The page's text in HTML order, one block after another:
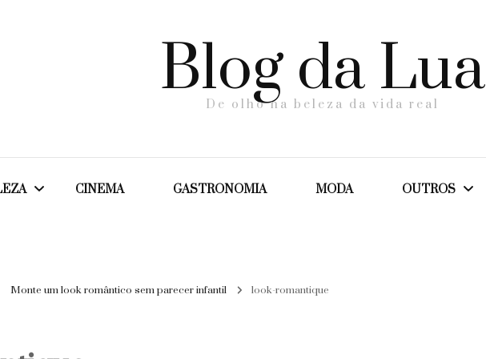
Blog da Lua
De olho na beleza da vida real
CINEMA GASTRONOMIA MODA OUTROS
Monte um look romântico sem parecer infantil look-romantique